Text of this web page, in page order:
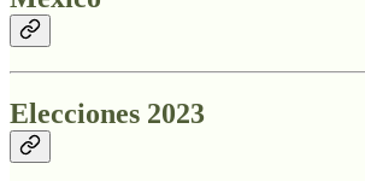
Elecciones 2023